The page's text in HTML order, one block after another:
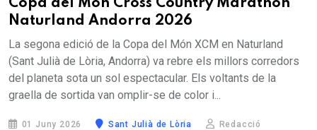
Copa del Món Cross Country Marathon
Naturland Andorra 2026
La segona edició de la Copa del Món XCM en Naturland
(Sant Julià de Lòria, Andorra) va rebre els millors corredors
del planeta sota un sol espectacular. Els voltants de la
graella de sortida van omplir-se de color i...
01 Juny 2026 Sant Julià de Lòria Redacció